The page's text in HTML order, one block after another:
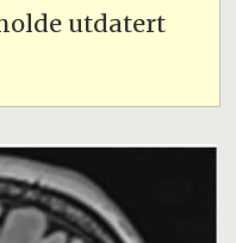
utdatert